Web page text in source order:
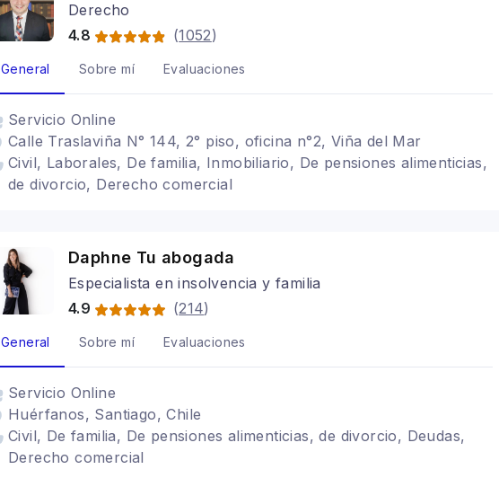
Derecho
4.8
(1052)
General Sobre mí Evaluaciones
Servicio Online
Calle Traslaviña N° 144, 2° piso, oficina n°2, Viña del Mar
Civil, Laborales, De familia, Inmobiliario, De pensiones alimenticias,
de divorcio, Derecho comercial
Daphne Tu abogada
Especialista en insolvencia y familia
4.9
(214)
General Sobre mí Evaluaciones
Servicio Online
Huérfanos, Santiago, Chile
Civil, De familia, De pensiones alimenticias, de divorcio, Deudas,
Derecho comercial